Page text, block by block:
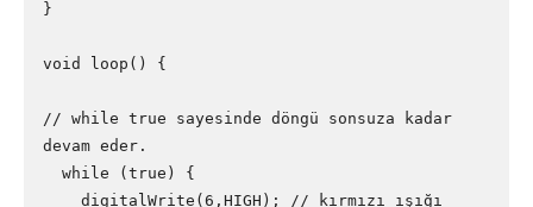
}
void loop() {
// while true sayesinde döngü sonsuza kadar
devam eder.